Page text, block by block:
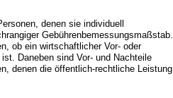
denen sie individuell
Gebührenbemessungsmaßstab.
ob ein wirtschaftlicher Vor- oder
Daneben sind Vor- und Nachteile
denen die öffentlich-rechtliche Leistung